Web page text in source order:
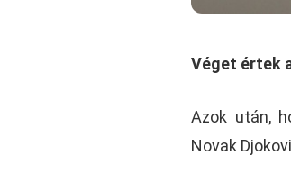
Véget értek
Azok után,
Novak